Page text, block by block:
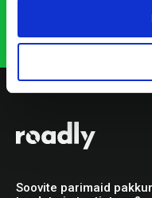
Soovite parimaid